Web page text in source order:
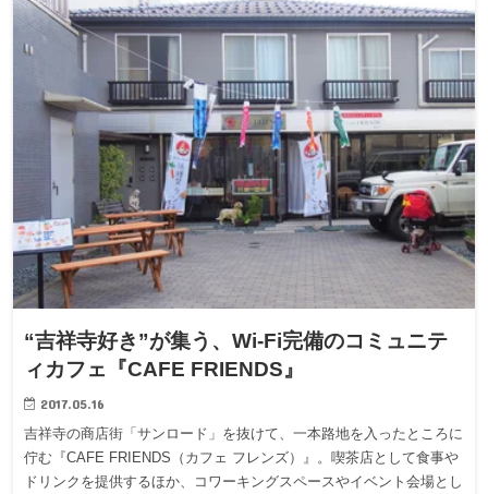
“吉祥寺好き”が集う、Wi-Fi完備のコミュニテ
ィカフェ『CAFE FRIENDS』
2017.05.16
吉祥寺の商店街「サンロード」を抜けて、一本路地を入ったところに
佇む『CAFE FRIENDS（カフェ フレンズ）』。喫茶店として食事や
ドリンクを提供するほか、コワーキングスペースやイベント会場とし